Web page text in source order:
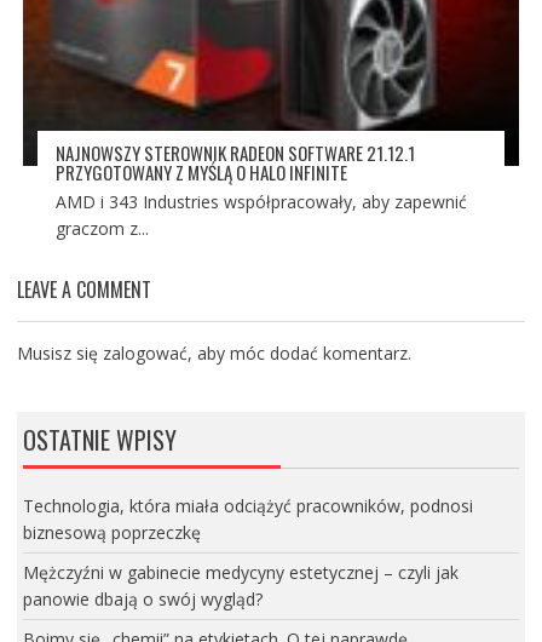
NAJNOWSZY STEROWNIK RADEON SOFTWARE 21.12.1
PRZYGOTOWANY Z MYŚLĄ O HALO INFINITE
AMD i 343 Industries współpracowały, aby zapewnić
graczom z...
LEAVE A COMMENT
Musisz się zalogować, aby móc dodać komentarz.
OSTATNIE WPISY
Technologia, która miała odciążyć pracowników, podnosi
biznesową poprzeczkę
Mężczyźni w gabinecie medycyny estetycznej – czyli jak
panowie dbają o swój wygląd?